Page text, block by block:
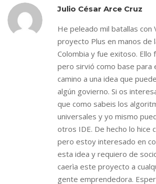
Julio César Arce Cruz
He peleado mil batallas con
proyecto Plus en manos de
Colombia y fue exitoso. Ello
pero sirvió como base para
camino a una idea que
algún govierno. Si os
que como sabeis los
universales y yo mismo
otros IDE. De hecho lo hice
pero estoy interesado en
esta idea y requiero de
caerìa este proyecto a
gente emprendedora.